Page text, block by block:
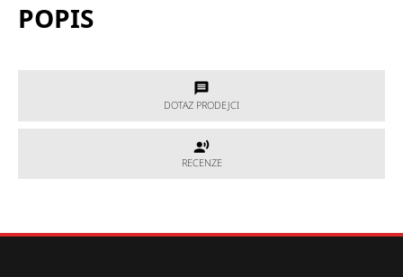
POPIS
DOTAZ PRODEJCI
DOTAZ PRODEJCI
Neváhejte se na nás obrátit a my Vám rádi pomůžeme.
RECENZE